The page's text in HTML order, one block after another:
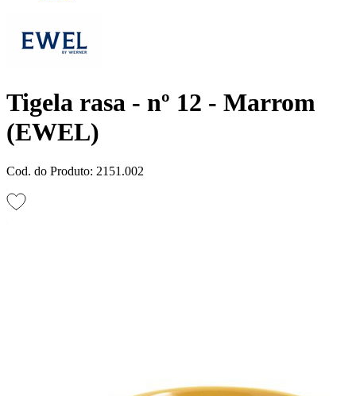
Tigela rasa - nº 12 - Marrom
(EWEL)
Cod. do Produto: 2151.002